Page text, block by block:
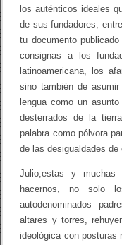
los auténticos ideales
de sus fundadores,
tu documento
consignas a los
latinoamericana, los
sino también de
lengua como un
desterrados de la
palabra como pólvora
de las desigualdades de
Julio,estas y muchas
hacernos, no solo
autodenominados
altares y torres,
ideológica con posturas